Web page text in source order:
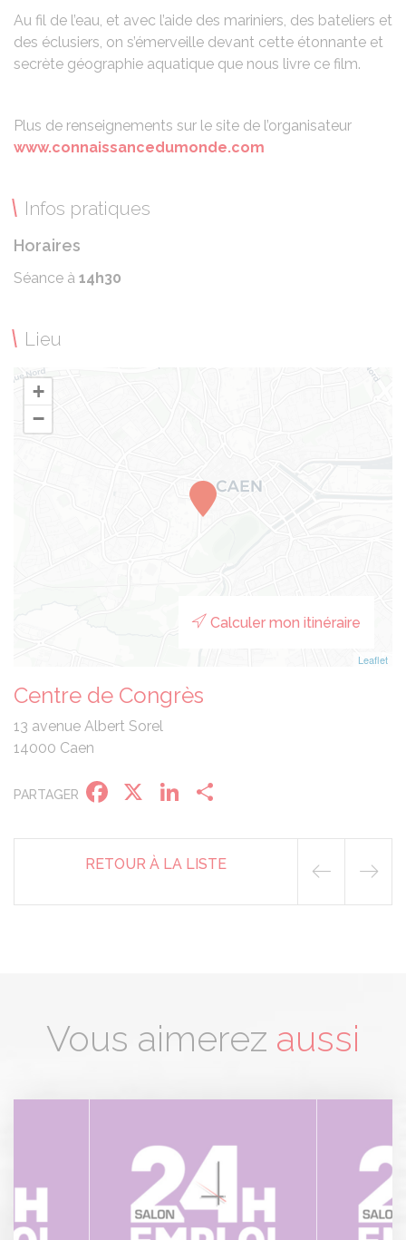
Au fil de l’eau, et avec l’aide des mariniers, des bateliers et
des éclusiers, on s’émerveille devant cette étonnante et
secrète géographie aquatique que nous livre ce film.
Plus de renseignements sur le site de l’organisateur
www.connaissancedumonde.com
Infos pratiques
Horaires
Séance à 14h30
Lieu
+
−
Leaflet
Calculer mon itinéraire
Centre de Congrès
13 avenue Albert Sorel
14000 Caen
PARTAGER Facebook
X LinkedIn
RETOUR À LA LISTE
Vous aimerez aussi